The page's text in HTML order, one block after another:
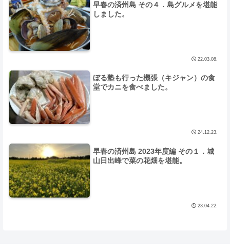
早春の済州島 その４．島グルメを堪能
しました。
22.03.08.
ぼる塾も行った機張（キジャン）の食
堂でカニを食べました。
24.12.23.
早春の済州島 2023年度編 その１．城
山日出峰で菜の花畑を堪能。
23.04.22.